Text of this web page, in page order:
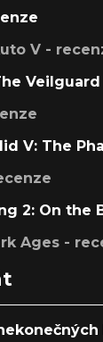
V -
V: The
2: On the
Ages -